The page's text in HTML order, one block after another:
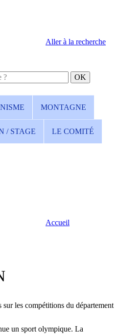
Aller à la recherche
MONTAGNE
/ STAGE LE COMITÉ
Accueil
les compétitions du département
un sport olympique. La